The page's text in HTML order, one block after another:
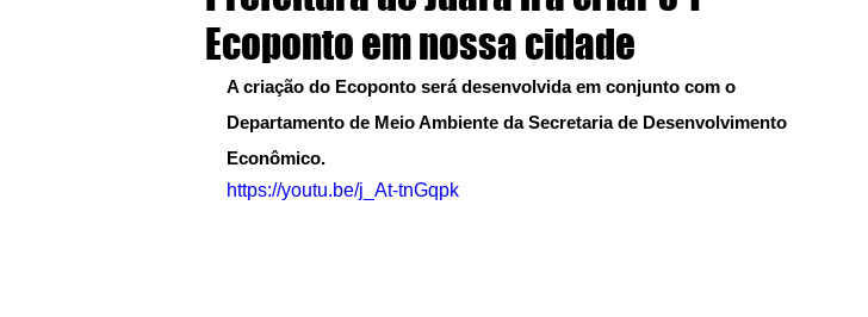
Ecoponto em nossa cidade
A criação do Ecoponto será desenvolvida em conjunto com o
Departamento de Meio Ambiente da Secretaria de Desenvolvimento
Econômico.
https://youtu.be/j_At-tnGqpk